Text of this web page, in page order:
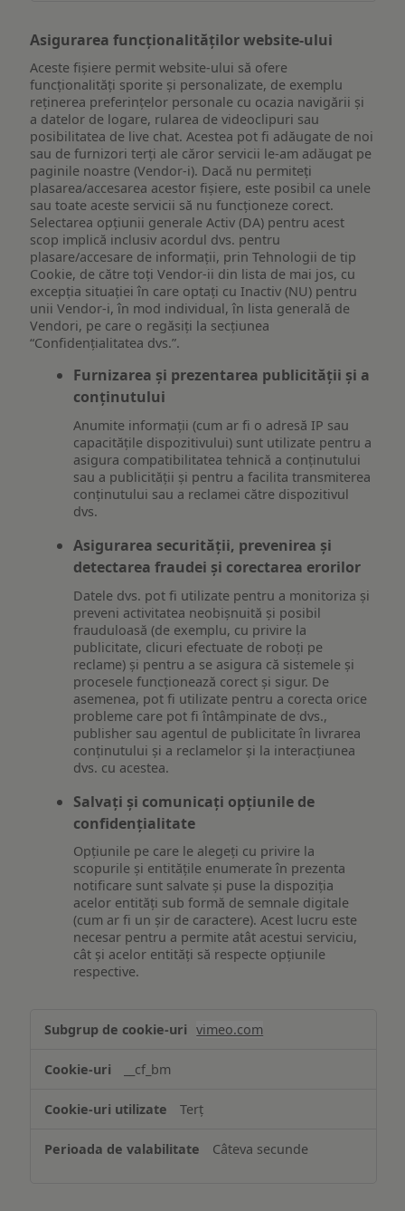
Asigurarea funcționalităților website-ului
Aceste fișiere permit website-ului să ofere
funcționalități sporite și personalizate, de exemplu
reţinerea preferinţelor personale cu ocazia navigării și
a datelor de logare, rularea de videoclipuri sau
posibilitatea de live chat. Acestea pot fi adăugate de noi
sau de furnizori terți ale căror servicii le-am adăugat pe
paginile noastre (Vendor-i). Dacă nu permiteți
plasarea/accesarea acestor fișiere, este posibil ca unele
sau toate aceste servicii să nu funcționeze corect.
Selectarea opțiunii generale Activ (DA) pentru acest
scop implică inclusiv acordul dvs. pentru
plasare/accesare de informații, prin Tehnologii de tip
Cookie, de către toți Vendor-ii din lista de mai jos, cu
excepția situației în care optați cu Inactiv (NU) pentru
unii Vendor-i, în mod individual, în lista generală de
Vendori, pe care o regăsiți la secțiunea
“Confidențialitatea dvs.”.
Furnizarea și prezentarea publicității și a
conținutului
Anumite informații (cum ar fi o adresă IP sau
capacitățile dispozitivului) sunt utilizate pentru a
asigura compatibilitatea tehnică a conținutului
sau a publicității și pentru a facilita transmiterea
conținutului sau a reclamei către dispozitivul
dvs.
Asigurarea securității, prevenirea și
detectarea fraudei și corectarea erorilor
Datele dvs. pot fi utilizate pentru a monitoriza și
preveni activitatea neobișnuită și posibil
frauduloasă (de exemplu, cu privire la
publicitate, clicuri efectuate de roboți pe
reclame) și pentru a se asigura că sistemele și
procesele funcționează corect și sigur. De
asemenea, pot fi utilizate pentru a corecta orice
probleme care pot fi întâmpinate de dvs.,
publisher sau agentul de publicitate în livrarea
conținutului și a reclamelor și la interacțiunea
dvs. cu acestea.
Salvați și comunicați opțiunile de
confidențialitate
Opțiunile pe care le alegeți cu privire la
scopurile și entitățile enumerate în prezenta
notificare sunt salvate și puse la dispoziția
acelor entități sub formă de semnale digitale
(cum ar fi un șir de caractere). Acest lucru este
necesar pentru a permite atât acestui serviciu,
cât și acelor entități să respecte opțiunile
respective.
funcționalităților
ului
vimeo.com
__cf_bm
Terț
Câteva secunde